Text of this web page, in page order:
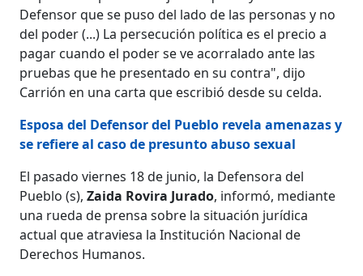
Defensor que se puso del lado de las personas y no
del poder (...) La persecución política es el precio a
pagar cuando el poder se ve acorralado ante las
pruebas que he presentado en su contra", dijo
Carrión en una carta que escribió desde su celda.
Esposa del Defensor del Pueblo revela amenazas y
se refiere al caso de presunto abuso sexual
El pasado viernes 18 de junio, la Defensora del
Pueblo (s),Zaida Rovira Jurado, informó, mediante
una rueda de prensa sobre la situación jurídica
actual que atraviesa la Institución Nacional de
Derechos Humanos.